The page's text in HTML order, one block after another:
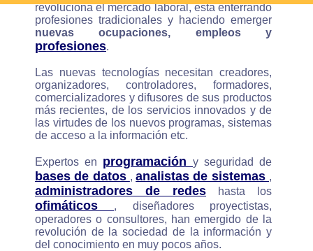
revoluciona el mercado laboral, está enterrando
profesiones tradicionales y haciendo emerger
nuevas ocupaciones, empleos y
profesiones.
Las nuevas tecnologías necesitan creadores,
organizadores, controladores, formadores,
comercializadores y difusores de sus productos
más recientes, de los servicios innovados y de
las virtudes de los nuevos programas, sistemas
de acceso a la información etc.
Expertos en programación y seguridad de
bases de datos ,analistas de sistemas ,
administradores de redes hasta los
ofimáticos
, diseñadores proyectistas,
operadores o consultores, han emergido de la
revolución de la sociedad de la información y
del conocimiento en muy pocos años.